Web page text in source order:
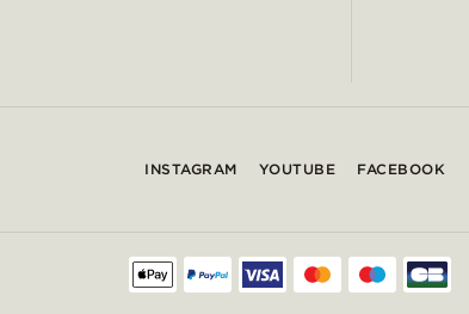
INSTAGRAM YOUTUBE FACEBOOK